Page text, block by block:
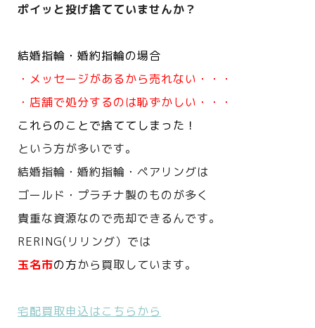
ポイッと投げ捨てていませんか？
結婚指輪・婚約指輪の場合
・メッセージがあるから売れない・・・
・店舗で処分するのは恥ずかしい・・・
これらのことで捨ててしまった！
という方が多いです。
結婚指輪・婚約指輪・ペアリングは
ゴールド・プラチナ製のものが多く
貴重な資源なので売却できるんです。
RERING(リリング）では
玉名市の方から買取しています。
宅配買取申込はこちらから